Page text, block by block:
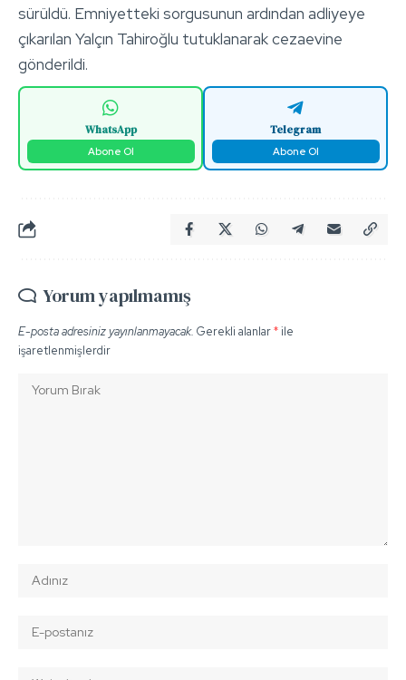
sürüldü. Emniyetteki sorgusunun ardından adliyeye
çıkarılan Yalçın Tahiroğlu tutuklanarak cezaevine
gönderildi.
WhatsApp
Abone Ol
Telegram
Abone Ol
Yorum yapılmamış
E-posta adresiniz yayınlanmayacak. Gerekli alanlar*ile
işaretlenmişlerdir